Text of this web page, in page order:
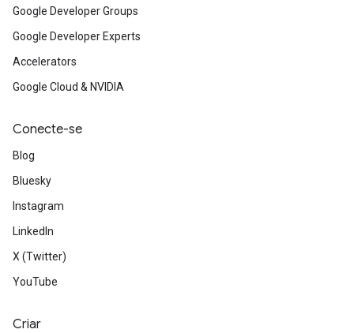
Google Developer Groups
Google Developer Experts
Accelerators
Google Cloud & NVIDIA
Conecte-se
Blog
Bluesky
Instagram
LinkedIn
X (Twitter)
YouTube
Criar